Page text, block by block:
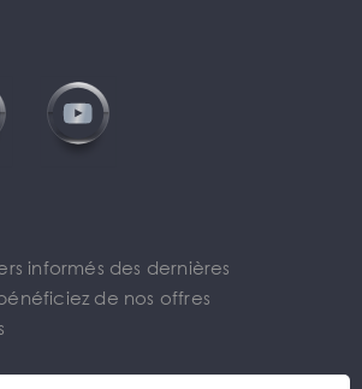
informés des dernières
de nos offres